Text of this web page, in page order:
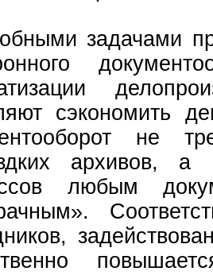
задачами
сэкономить
не
архивов, а
любым